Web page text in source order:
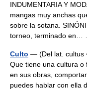
INDUMENTARIA Y
mangas muy anchas
sobre la sotana.
torneo, terminado
Culto — (Del lat. cultus
Que tiene una cultura o
en sus obras,
puedes hablar con ella